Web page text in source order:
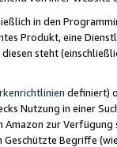
in den
Produkt, eine
steht
definiert)
Nutzung in einer
Amazon zur
Geschützte Begriffe